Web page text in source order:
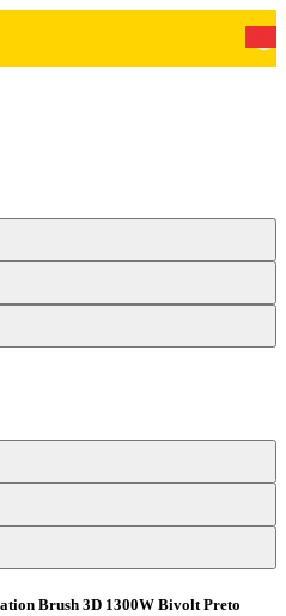
Brush 3D 1300W Bivolt Preto